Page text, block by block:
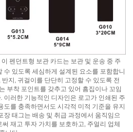
이 펜던트형 보관 카드는 보관 및 운송 중 주
수 있도록 세심하게 설계된 요소를 포함합니
지, 귀걸이를 단단히 고정할 수 있도록 전
부착 포인트를 갖추고 있어 흠집이나 꼬임
이러한 기능적인 디자인은 로고가 인쇄된 주
도를 충족하면서도 시각적 미적 기준을 유지
장 태그는 배송 및 취급 과정에서 움직임으
재고 투자 가치를 보호하고, 주얼리 업체